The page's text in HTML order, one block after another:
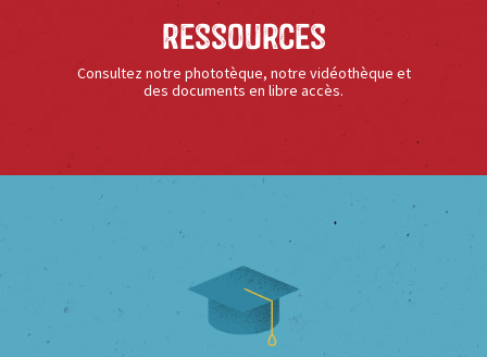
Ressources
Consultez notre phototèque, notre vidéothèque et
des documents en libre accès.